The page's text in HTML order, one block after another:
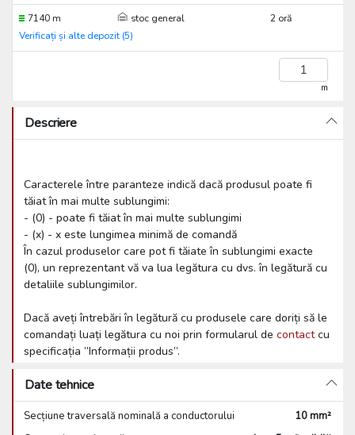
7140 m stoc general
2 oră
Verificați și alte depozit (5)
m
Descriere
Caracterele între paranteze indică dacă produsul poate fi
tăiat în mai multe sublungimi:
- (0) - poate fi tăiat în mai multe sublungimi
- (x) - x este lungimea minimă de comandă
În cazul produselor care pot fi tăiate în sublungimi exacte
(0), un reprezentant vă va lua legătura cu dvs. în legătură cu
detaliile sublungimilor.
Dacă aveți întrebări în legătură cu produsele care doriți să le
comandați luați legătura cu noi prin formularul de contactcu
specificația ”Informații produs”.
Date tehnice
Secțiune traversală nominală a conductorului
10 mm²